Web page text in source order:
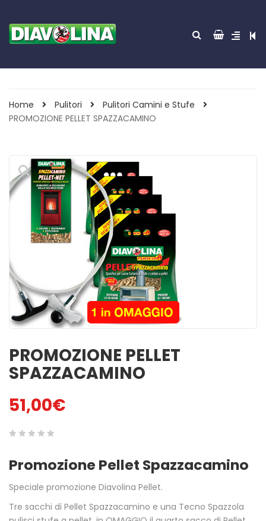
Home Pulitori
Pulitori Camini e Stufe
PROMOZIONE PELLET SPAZZACAMINO
PROMOZIONE PELLET
SPAZZACAMINO
51,00€
out
based
on
customer
Promozione Pellet Spazzacamino
Speciale promozione Diavolina Pellet.
Tre sacchi di Pellet Spazzacamino e una Tecno Spazzola
ACCENDITUTTO 30
1,00€
ACCENDIFUOCO 16
MAXI TAVOLETTE
3,50 €
SPAZZACAMINO 5
4,50€
BELFUOCO
1,80€